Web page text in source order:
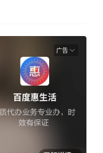
广告